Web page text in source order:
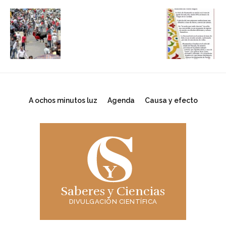
A ochos minutos luz Agenda Causa y efecto
Saberes y Ciencias
DIVULGACIÓN CIENTÍFICA